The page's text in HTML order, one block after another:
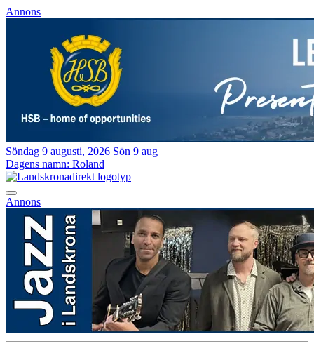
Annons
Söndag 9 augusti, 2026 Sön 9 aug
Dagens namn: Roland
Annons